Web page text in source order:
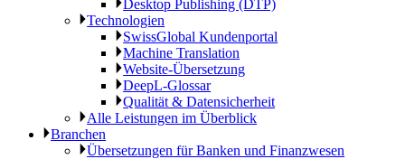
Desktop Publishing (DTP)
Technologien
SwissGlobal Kundenportal
Machine Translation
Website-Übersetzung
DeepL-Glossar
Qualität & Datensicherheit
Alle Leistungen im Überblick
Branchen
Übersetzungen für Banken und Finanzwesen